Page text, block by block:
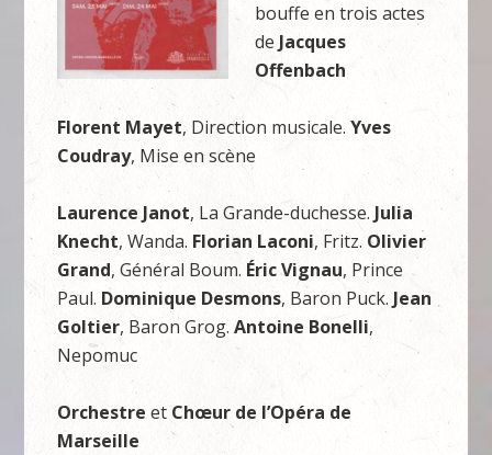
bouffe en trois actes
de Jacques
Offenbach
Florent Mayet, Direction musicale. Yves
Coudray, Mise en scène
Laurence Janot, La Grande-duchesse. Julia
Knecht, Wanda. Florian Laconi, Fritz. Olivier
Grand, Général Boum. Éric Vignau, Prince
Paul. Dominique Desmons, Baron Puck. Jean
Goltier, Baron Grog. Antoine Bonelli,
Nepomuc
Orchestreet Chœur de l’Opéra de
Marseille